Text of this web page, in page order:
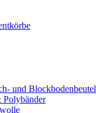
und Blockbodenbeutel
Polybänder